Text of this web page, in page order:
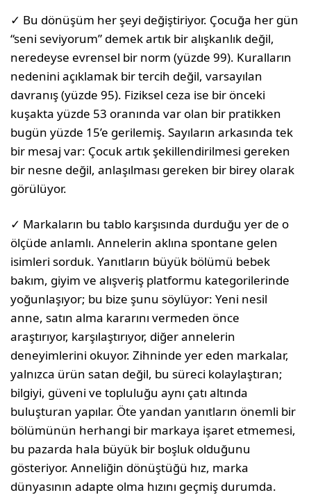
✓ Bu dönüşüm her şeyi değiştiriyor. Çocuğa her gün
“seni seviyorum” demek artık bir alışkanlık değil,
neredeyse evrensel bir norm (yüzde 99). Kuralların
nedenini açıklamak bir tercih değil, varsayılan
davranış (yüzde 95). Fiziksel ceza ise bir önceki
kuşakta yüzde 53 oranında var olan bir pratikken
bugün yüzde 15’e gerilemiş. Sayıların arkasında tek
bir mesaj var: Çocuk artık şekillendirilmesi gereken
bir nesne değil, anlaşılması gereken bir birey olarak
görülüyor.
✓ Markaların bu tablo karşısında durduğu yer de o
ölçüde anlamlı. Annelerin aklına spontane gelen
isimleri sorduk. Yanıtların büyük bölümü bebek
bakım, giyim ve alışveriş platformu kategorilerinde
yoğunlaşıyor; bu bize şunu söylüyor: Yeni nesil
anne, satın alma kararını vermeden önce
araştırıyor, karşılaştırıyor, diğer annelerin
deneyimlerini okuyor. Zihninde yer eden markalar,
yalnızca ürün satan değil, bu süreci kolaylaştıran;
bilgiyi, güveni ve topluluğu aynı çatı altında
buluşturan yapılar. Öte yandan yanıtların önemli bir
bölümünün herhangi bir markaya işaret etmemesi,
bu pazarda hala büyük bir boşluk olduğunu
gösteriyor. Anneliğin dönüştüğü hız, marka
dünyasının adapte olma hızını geçmiş durumda.